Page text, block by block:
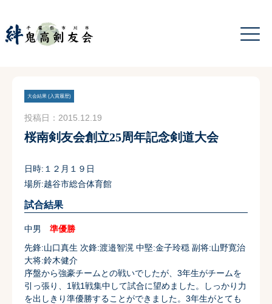
大会結果 (入賞履歴)
投稿日：2015.12.19
桜南剣友会創立25周年記念剣道大会
日時:１２月１９日
場所:越谷市総合体育館
試合結果
中男 準優勝
先鋒:山口真生 次鋒:渡邉智滉 中堅:金子玲穏 副将:山野寛治
大将:鈴木健介
序盤から強豪チームとの戦いでしたが、 3年生がチームを
引っ張り、1戦1戦集中して試合に望めました。
しっかり力
を出しきり準優勝することができました。 3年生がとても